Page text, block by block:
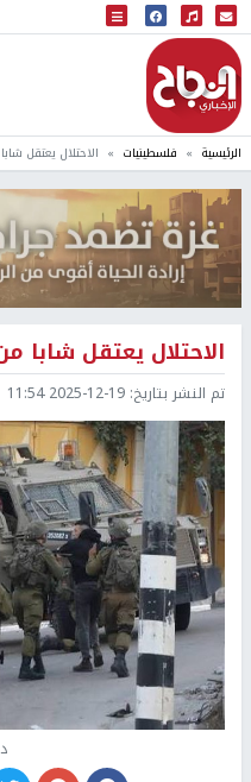
البث المباشر
إذاعة النجاح
الرئيسية فلسطينيات الاحتلال يعتقل
الاحتلال يعتقل شابا
تم النشر بتاريخ: 2025-12-19 11:54